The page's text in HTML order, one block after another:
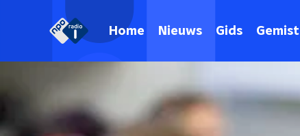
Home Nieuws Gids Gemist